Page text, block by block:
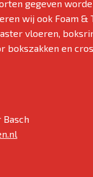
gegeven
wij ook Foam &
vloeren,
bokszakken en
Basch